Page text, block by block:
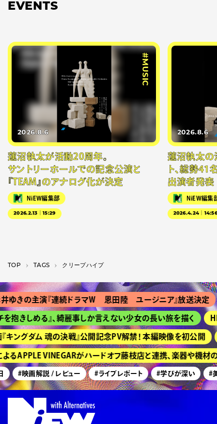
EVENTS
#MUSIC
2026.8.6
蓮沼執太が活動20周年。
サントリーホールでの記念公演と
『TEAM』のアナログ化が決定
NiEW編集部
2026.2.13｜15:29
2026.8.6
蓮沼執太の
ト、総勢41
出演者発表
NiEW編集
2026.4.24｜
TOP T­A­G­S クリープハイプ
きの主演『連続ドラマＷ 恩田陸 ユージニア』放送決定
きしめる』、綺麗事しか言えない少女の長い旅を描く
グダム 魂の決戦』公開記念PV解禁！ 本編映像を初公開
APPLE VINEGARがハードオフ藤枝店と連携、楽器や機材の
#映画解説 / レビュー #ライブレポート #学びが深い #美